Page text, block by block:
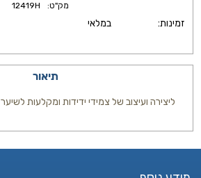
מק"ט: 12419H
זמינות: במלאי
תיאור
ליצירה ועיצוב של צמידי ידידות ומקלעות לשיער